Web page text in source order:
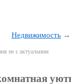
Недвижимость
не є актуальним